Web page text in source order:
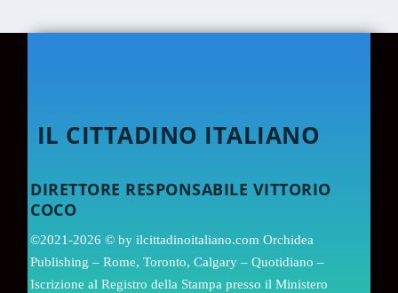
IL CITTADINO ITALIANO
DIRETTORE RESPONSABILE VITTORIO
COCO
©2021-2026 © by ilcittadinoitaliano.com Orchidea
Publishing – Rome, Toronto, Calgary – Quotidiano –
Iscrizione al Registro della Stampa presso il Ministero